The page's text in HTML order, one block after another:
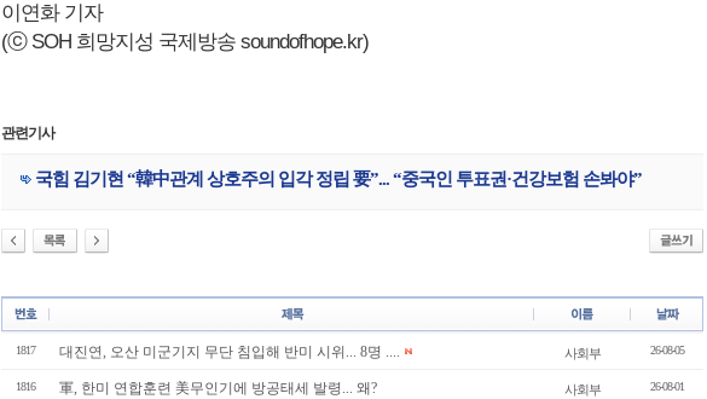
이연화 기자
(ⓒ SOH 희망지성 국제방송 soundofhope.kr)
관련기사
국힘 김기현 “韓中관계 상호주의 입각 정립 要”... “중국인 투표권·건강보험 손봐야”
1817 대진연, 오산 미군기지 무단 침입해 반미 시위... 8명 .... 사회부 26-08-05
1816 軍, 한미 연합훈련 美무인기에 방공태세 발령... 왜? 사회부 26-08-01